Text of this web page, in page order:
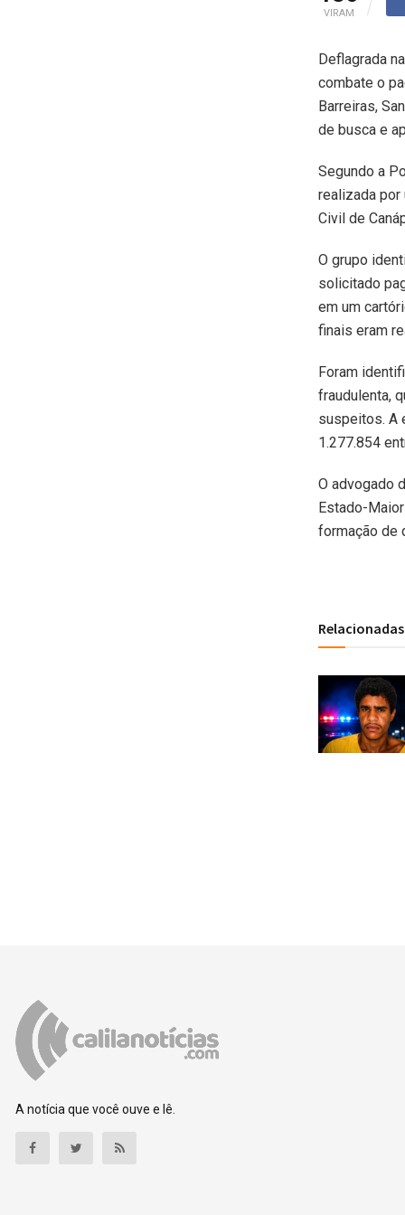
VIRAM
Deflagrada
combate o
Barreiras,
de busca e
Segundo a
realizada por
Civil de
O grupo
solicitado
em um
finais eram
Foram
fraudulenta,
suspeitos. A
1.277.854
O advogado
Estado-
formação de
Relacionadas
A notícia que você ouve e lê.